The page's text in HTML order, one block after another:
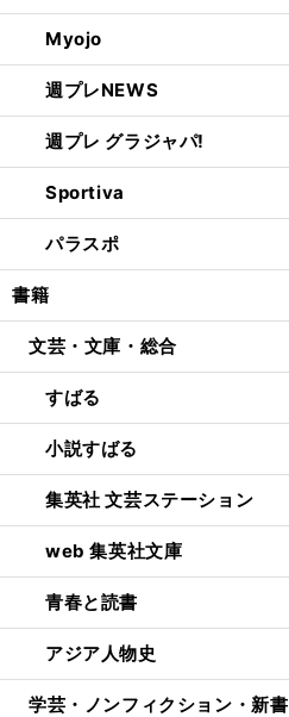
Myojo
週プレNEWS
週プレ グラジャパ!
Sportiva
パラスポ
書籍
文芸・文庫・総合
すばる
小説すばる
集英社 文芸ステーション
web 集英社文庫
青春と読書
アジア人物史
学芸・ノンフィクション・新書